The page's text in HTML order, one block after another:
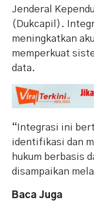
Jenderal
(Dukcapil).
meningkatkan
memperkuat
data.
“Integrasi ini
identifikasi dan
hukum berbasis
disampaikan
Baca Juga